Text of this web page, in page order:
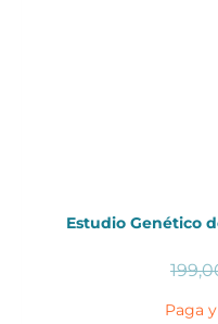
Estudio Genético
Paga